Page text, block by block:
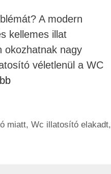
A modern
kellemes illat
okozhatnak nagy
véletlenül a WC
miatt,Wc illatosító elakadt,